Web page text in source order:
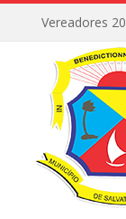
Vereadores